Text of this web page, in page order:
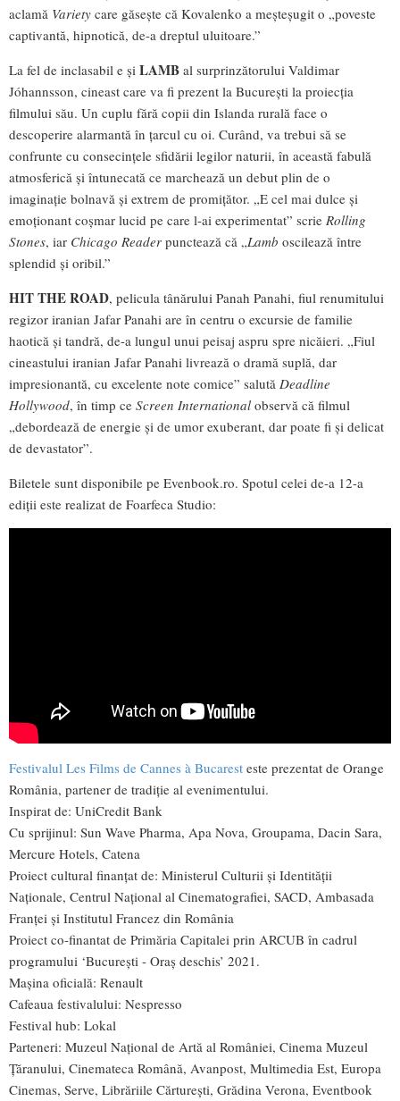
aclamă Variety care găsește că Kovalenko a meșteșugit o „poveste
captivantă, hipnotică, de-a dreptul uluitoare.”
La fel de inclasabil e și LAMB al surprinzătorului Valdimar
Jóhannsson, cineast care va fi prezent la București la proiecția
filmului său. Un cuplu fără copii din Islanda rurală face o
descoperire alarmantă în țarcul cu oi. Curând, va trebui să se
confrunte cu consecințele sfidării legilor naturii, în această fabulă
atmosferică și întunecată ce marchează un debut plin de o
imaginație bolnavă și extrem de promițător. „E cel mai dulce și
emoționant coșmar lucid pe care l-ai experimentat” scrie Rolling
Stones, iar Chicago Reader punctează că „Lamb oscilează între
splendid și oribil.”
HIT THE ROAD, pelicula tânărului Panah Panahi, fiul renumitului
regizor iranian Jafar Panahi are în centru o excursie de familie
haotică și tandră, de-a lungul unui peisaj aspru spre nicăieri. „Fiul
cineastului iranian Jafar Panahi livrează o dramă suplă, dar
impresionantă, cu excelente note comice” salută Deadline
Hollywood, în timp ce Screen International observă că filmul
„debordează de energie și de umor exuberant, dar poate fi și delicat
de devastator”.
Biletele sunt disponibile pe Evenbook.ro. Spotul celei de-a 12-a
ediții este realizat de Foarfeca Studio:
Festivalul Les Films de Cannes à Bucarest este prezentat de Orange
România, partener de tradiție al evenimentului.
Inspirat de: UniCredit Bank
Cu sprijinul: Sun Wave Pharma, Apa Nova, Groupama, Dacin Sara,
Mercure Hotels, Catena
Proiect cultural finanțat de: Ministerul Culturii și Identității
Naționale, Centrul Naţional al Cinematografiei, SACD, Ambasada
Franței și Institutul Francez din România
Proiect co-finantat de Primăria Capitalei prin ARCUB în cadrul
programului ‘București - Oraș deschis’ 2021.
Mașina oficială: Renault
Cafeaua festivalului: Nespresso
Festival hub: Lokal
Parteneri: Muzeul Național de Artă al României, Cinema Muzeul
Țăranului, Cinemateca Română, Avanpost, Multimedia Est, Europa
Cinemas, Serve, Librăriile Cărturești, Grădina Verona, Eventbook